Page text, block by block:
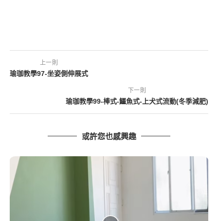
上一則
瑜珈教學97-坐姿側伸展式
下一則
瑜珈教學99-棒式-鱷魚式-上犬式流動(冬季減肥)
或許您也感興趣